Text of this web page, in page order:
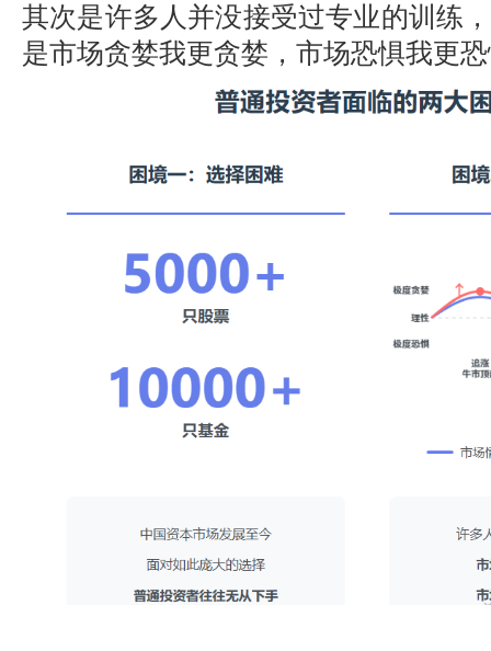
其次是许多人并没接受过专业的训练
是市场贪婪我更贪婪，市场恐惧我更